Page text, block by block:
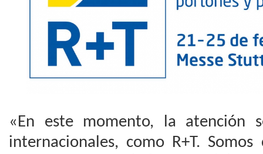
«En este momento, la atención
internacionales, como R+T.